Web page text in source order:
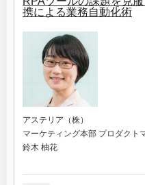
携による業務自動化術
アステリア（株）
マーケティング本部 プロダクト
鈴木 柚花